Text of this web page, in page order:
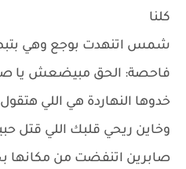
كلنا
شمس اتنهدت بوجع وهي
فاحصة: الحق مبيضعش يا
خدوها النهاردة هي اللي
وخاين ريحي قلبك اللي قتل
صابرين اتنفضت من مكانها